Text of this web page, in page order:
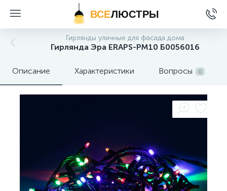
ВСЕЛЮСТРЫ
Гирлянды уличные для фасада дома
Гирлянда Эра ERAPS-PM10 Б0056016
Описание Характеристики Вопросы 0